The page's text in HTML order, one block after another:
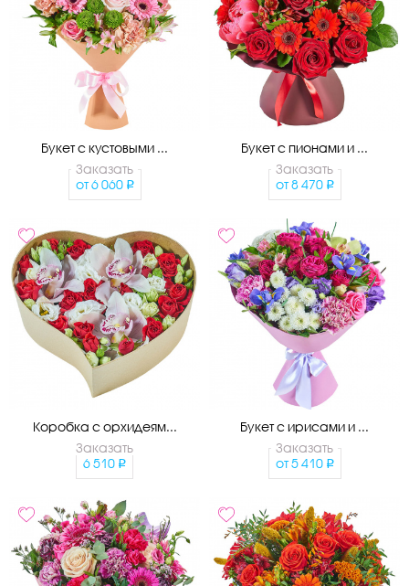
Букет с кустовыми ...
Заказать
от 6 060
Букет с пионами и ...
Заказать
от 8 470
Коробка с орхидеям...
Заказать
6 510
Букет с ирисами и ...
Заказать
от 5 410